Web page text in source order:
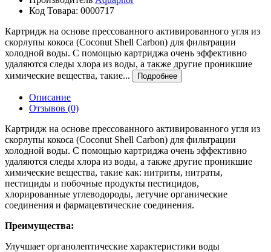
Код Товара: 0000717
Картридж на основе прессованного активированного угля из
скорлупы кокоса (Coconut Shell Carbon) для фильтрации
холодной воды. С помощью картриджа очень эффективно
удаляются следы хлора из воды, а также другие проникшие
химические вещества, такие...
Подробнее
Описание
Отзывов (0)
Картридж на основе прессованного активированного угля из
скорлупы кокоса (Coconut Shell Carbon) для фильтрации
холодной воды. С помощью картриджа очень эффективно
удаляются следы хлора из воды, а также другие проникшие
химические вещества, такие как: нитриты, нитраты,
пестициды и побочные продукты пестицидов,
хлорированные углеводороды, летучие органические
соединения и фармацевтические соединения.
Преимущества:
Улучшает органолептические характеристики воды